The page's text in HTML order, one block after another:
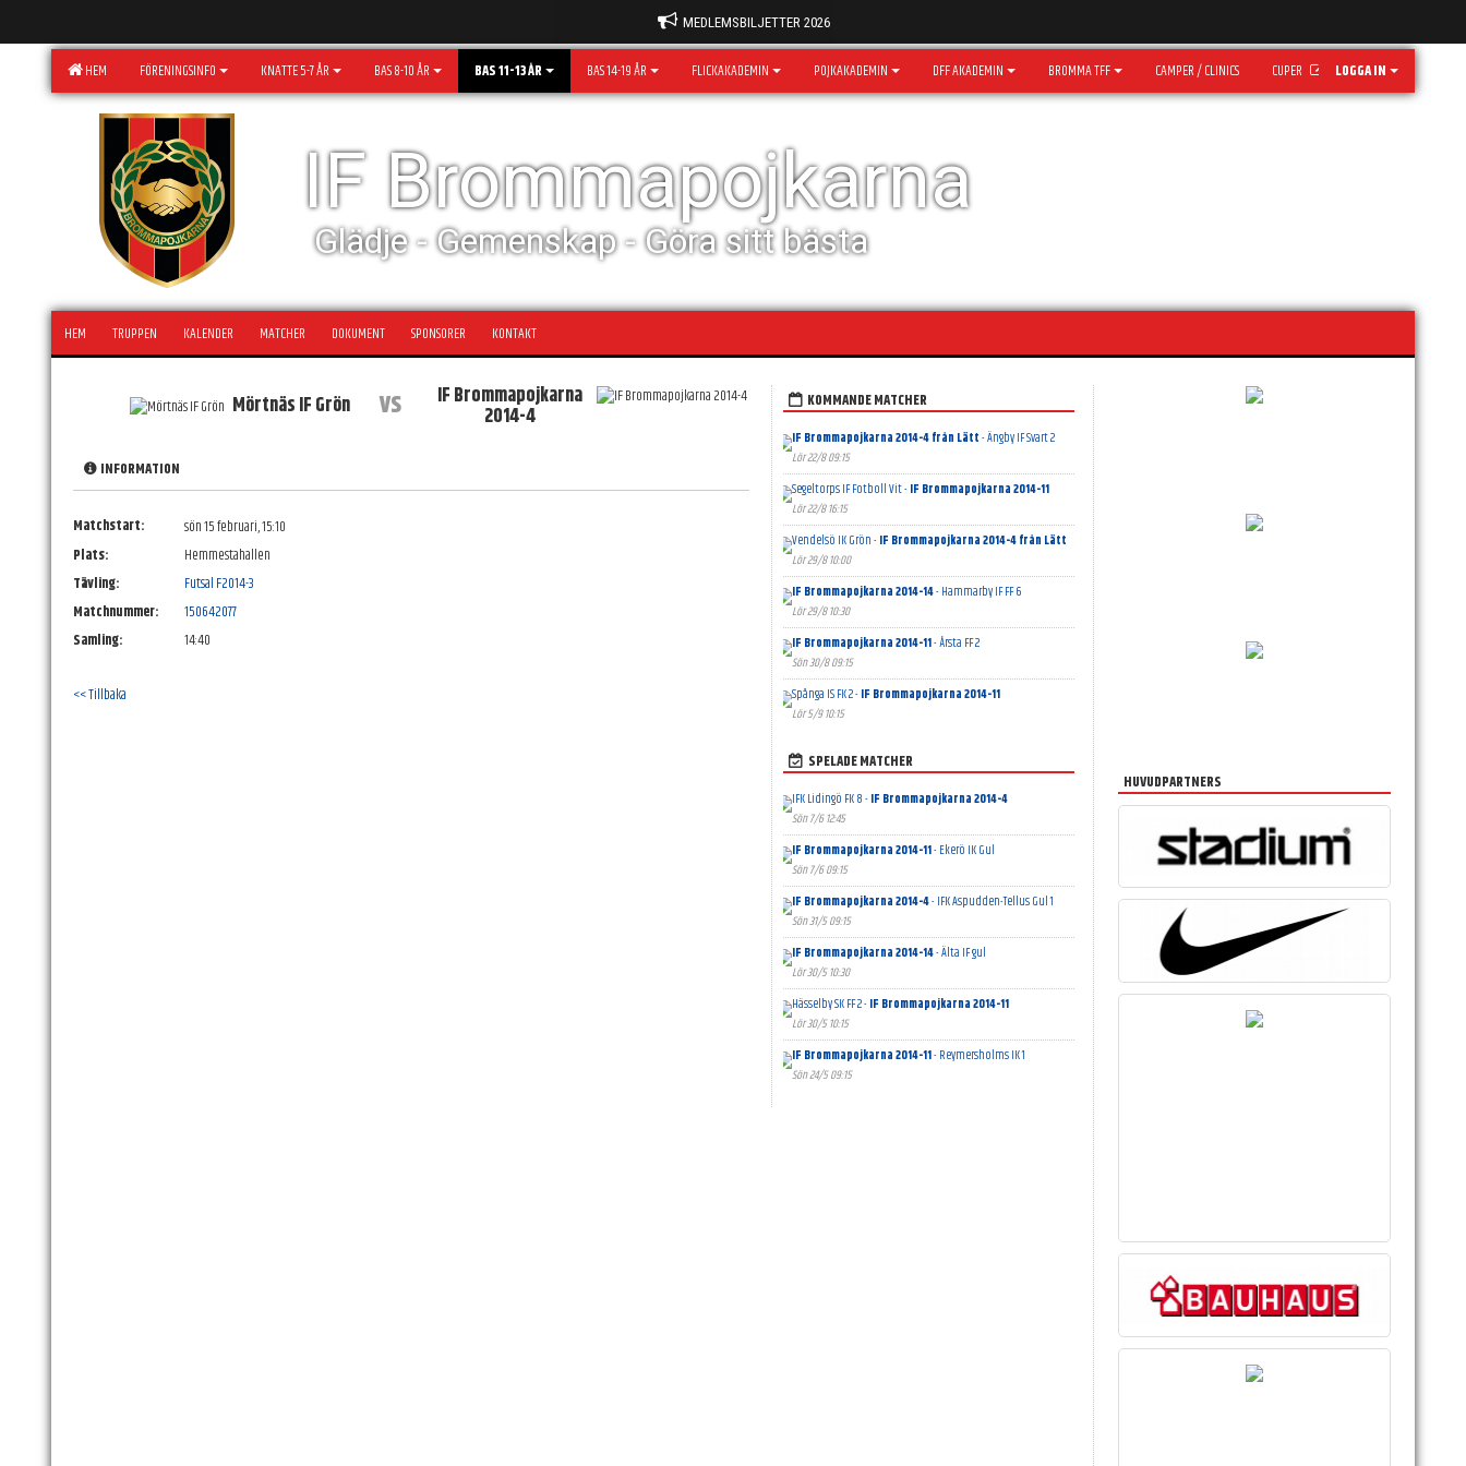
MEDLEMSBILJETTER 2026
HEM FÖRENINGSINFO KNATTE 5-7 ÅR BAS 8-10 ÅR BAS 11-13 ÅR BAS 14-19 ÅR FLICKAKADEMIN POJKAKADEMIN DFF AKADEMIN BROMMA TFF CAMPER / CLINICS CUPER LOGGA IN
IF Brommapojkarna
Glädje - Gemenskap - Göra sitt bästa
HEM TRUPPEN KALENDER MATCHER DOKUMENT SPONSORER KONTAKT
Mörtnäs IF Grön vs IF Brommapojkarna
2014-4
INFORMATION
Matchstart:
sön 15 februari, 15:10
Plats:
Hemmestahallen
Tävling:
Futsal F2014-3
Matchnummer:
150642077
Samling:
14:40
<< Tillbaka
KOMMANDE MATCHER
IF Brommapojkarna 2014-4 från Lätt- Ängby IF Svart 2
Lör 22/8 09:15
Segeltorps IF Fotboll Vit -IF Brommapojkarna 2014-11
Lör 22/8 16:15
Vendelsö IK Grön -IF Brommapojkarna 2014-4 från Lätt
Lör 29/8 10:00
IF Brommapojkarna 2014-14- Hammarby IF FF 6
Lör 29/8 10:30
IF Brommapojkarna 2014-11- Årsta FF 2
Sön 30/8 09:15
Spånga IS FK 2 -IF Brommapojkarna 2014-11
Lör 5/9 10:15
SPELADE MATCHER
IFK Lidingö FK 8 -IF Brommapojkarna 2014-4
Sön 7/6 12:45
IF Brommapojkarna 2014-11- Ekerö IK Gul
Sön 7/6 09:15
IF Brommapojkarna 2014-4- IFK Aspudden-Tellus Gul 1
Sön 31/5 09:15
IF Brommapojkarna 2014-14- Älta IF gul
Lör 30/5 10:30
Hässelby SK FF 2 -IF Brommapojkarna 2014-11
Lör 30/5 10:15
IF Brommapojkarna 2014-11- Reymersholms IK 1
Sön 24/5 09:15
HUVUDPARTNERS